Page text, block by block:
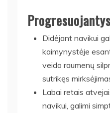
Didėjant navikui
kaimynystėje
veido raumenų
sutrikęs
Labai retais
navikui, galimi